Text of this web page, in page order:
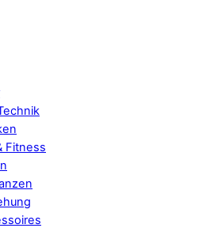
Fitness